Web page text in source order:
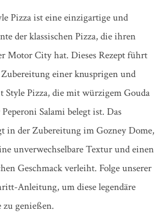
Pizza ist eine einzigartige und
der klassischen Pizza, die ihren
Motor City hat. Dieses Rezept führt
einer knusprigen und
Style Pizza, die mit würzigem Gouda
Salami belegt ist. Das
in der Zubereitung im Gozney Dome,
unverwechselbare Textur und einen
Geschmack verleiht. Folge unserer
Anleitung, um diese legendäre
zu genießen.